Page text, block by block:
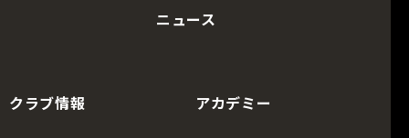
ニュース
クラブ情報 アカデミー